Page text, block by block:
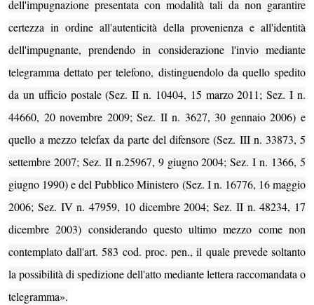
dell'impugnazione presentata con modalità tali da non garantire
certezza in ordine all'autenticità della provenienza e all'identità
dell'impugnante, prendendo in considerazione l'invio mediante
telegramma dettato per telefono, distinguendolo da quello spedito
da un ufficio postale (Sez. II n. 10404, 15 marzo 2011; Sez. I n.
44660, 20 novembre 2009; Sez. II n. 3627, 30 gennaio 2006) e
quello a mezzo telefax da parte del difensore (Sez. III n. 33873, 5
settembre 2007; Sez. II n.25967, 9 giugno 2004; Sez. I n. 1366, 5
giugno 1990) e del Pubblico Ministero (Sez. I n. 16776, 16 maggio
2006; Sez. IV n. 47959, 10 dicembre 2004; Sez. II n. 48234, 17
dicembre 2003) considerando questo ultimo mezzo come non
contemplato dall'art. 583 cod. proc. pen., il quale prevede soltanto
la possibilità di spedizione dell'atto mediante lettera raccomandata o
telegramma».